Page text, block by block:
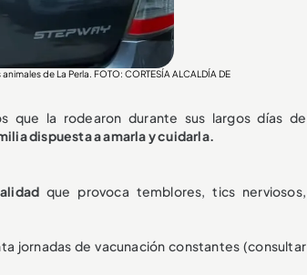
de La Perla. FOTO: CORTESÍA ALCALDÍA DE
que la rodearon durante sus largos días de
dispuesta a amarla y cuidarla.
que provoca temblores, tics nerviosos,
jornadas de vacunación constantes (consultar